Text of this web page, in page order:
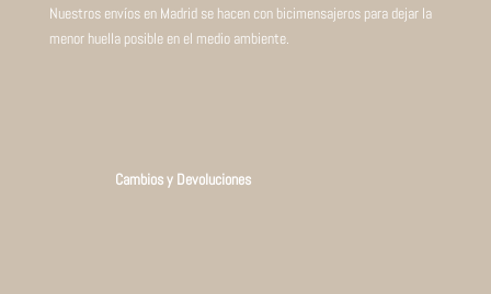
Nuestros envíos en Madrid se hacen con bicimensajeros para dejar la
menor huella posible en el medio ambiente.
Cambios y Devoluciones